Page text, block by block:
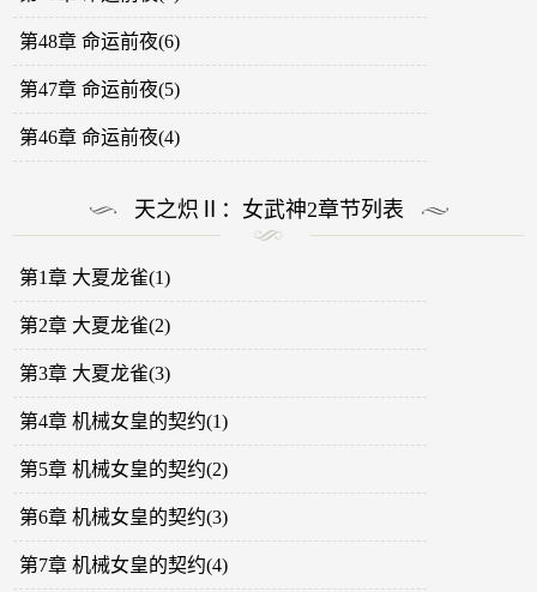
第48章 命运前夜(6)
第47章 命运前夜(5)
第46章 命运前夜(4)
天之炽Ⅱ：女武神2章节列表
第1章 大夏龙雀(1)
第2章 大夏龙雀(2)
第3章 大夏龙雀(3)
第4章 机械女皇的契约(1)
第5章 机械女皇的契约(2)
第6章 机械女皇的契约(3)
第7章 机械女皇的契约(4)